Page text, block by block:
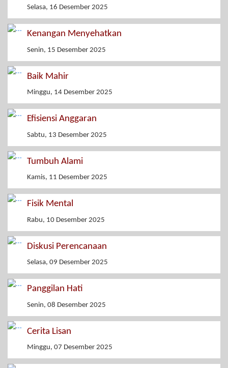
Selasa, 16 Desember 2025
Kenangan Menyehatkan
Senin, 15 Desember 2025
Baik Mahir
Minggu, 14 Desember 2025
Efisiensi Anggaran
Sabtu, 13 Desember 2025
Tumbuh Alami
Kamis, 11 Desember 2025
Fisik Mental
Rabu, 10 Desember 2025
Diskusi Perencanaan
Selasa, 09 Desember 2025
Panggilan Hati
Senin, 08 Desember 2025
Cerita Lisan
Minggu, 07 Desember 2025